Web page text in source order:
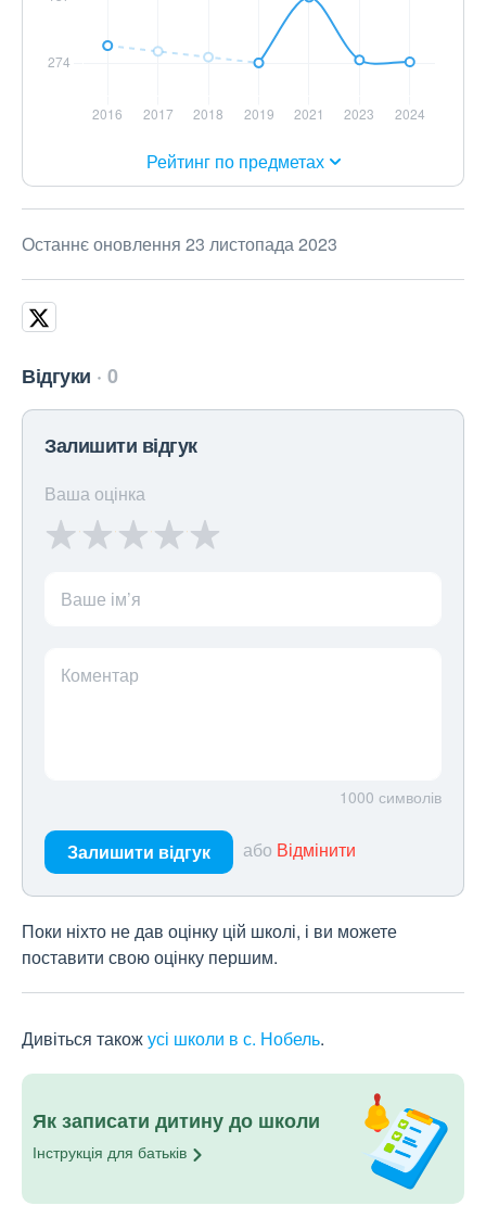
Рейтинг по предметах
Останнє оновлення 23 листопада 2023
Відгуки 0
Залишити відгук
Ваша оцінка
Ваше ім’я
Коментар
1000 символів
Залишити відгук або Відмінити
Поки ніхто не дав оцінку цій школі, і ви можете
поставити свою оцінку першим.
Дивіться такожусі школи в с. Нобель.
Як записати дитину до школи
Інструкція для батьків